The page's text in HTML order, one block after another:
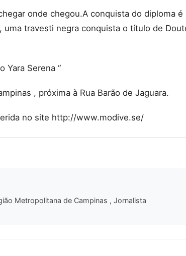
onde chegou.A conquista do diploma
uma travesti negra conquista o título de
Yara Serena “
, próxima à Rua Barão de Jaguara.
no site http://www.modive.se/
Metropolitana de Campinas , Jornalista